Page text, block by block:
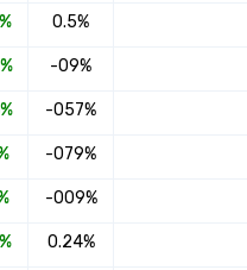
0.5%
-09%
-057%
-079%
-009%
0.24%
קצבה
מתכנן